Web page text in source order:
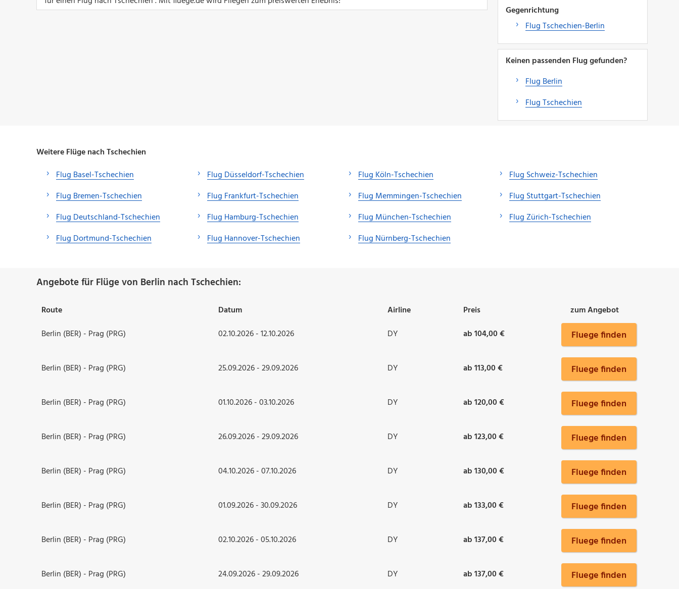
Gegenrichtung
Flug Tschechien-Berlin
Keinen passenden Flug gefunden?
Flug Berlin
Flug Tschechien
Weitere Flüge nach Tschechien
Flug Basel-Tschechien
Flug Bremen-Tschechien
Flug Deutschland-Tschechien
Flug Dortmund-Tschechien
Flug Düsseldorf-Tschechien
Flug Frankfurt-Tschechien
Flug Hamburg-Tschechien
Flug Hannover-Tschechien
Flug Köln-Tschechien
Flug Memmingen-Tschechien
Flug München-Tschechien
Flug Nürnberg-Tschechien
Flug Schweiz-Tschechien
Flug Stuttgart-Tschechien
Flug Zürich-Tschechien
Angebote für Flüge von Berlin nach Tschechien:
Route Datum Airline Preis
zum Angebot
Berlin (BER) - Prag (PRG)
02.10.2026 - 12.10.2026 DY ab 104,00 € Fluege finden
Berlin (BER) - Prag (PRG) 25.09.2026 - 29.09.2026 DY ab 113,00 € Fluege finden
Berlin (BER) - Prag (PRG) 01.10.2026 - 03.10.2026 DY ab 120,00 € Fluege finden
Berlin (BER) - Prag (PRG) 26.09.2026 - 29.09.2026 DY ab 123,00 € Fluege finden
Berlin (BER) - Prag (PRG) 04.10.2026 - 07.10.2026 DY ab 130,00 € Fluege finden
Berlin (BER) - Prag (PRG) 01.09.2026 - 30.09.2026 DY ab 133,00 € Fluege finden
Berlin (BER) - Prag (PRG) 02.10.2026 - 05.10.2026 DY ab 137,00 € Fluege finden
Berlin (BER) - Prag (PRG) 24.09.2026 - 29.09.2026 DY ab 137,00 € Fluege finden